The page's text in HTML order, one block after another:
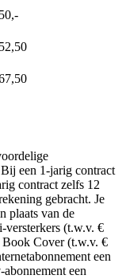
een 1-jarig contract
contract zelfs 12
gebracht. Je
plaats van de
(t.w.v. €
Book Cover (t.w.v. €
een
een